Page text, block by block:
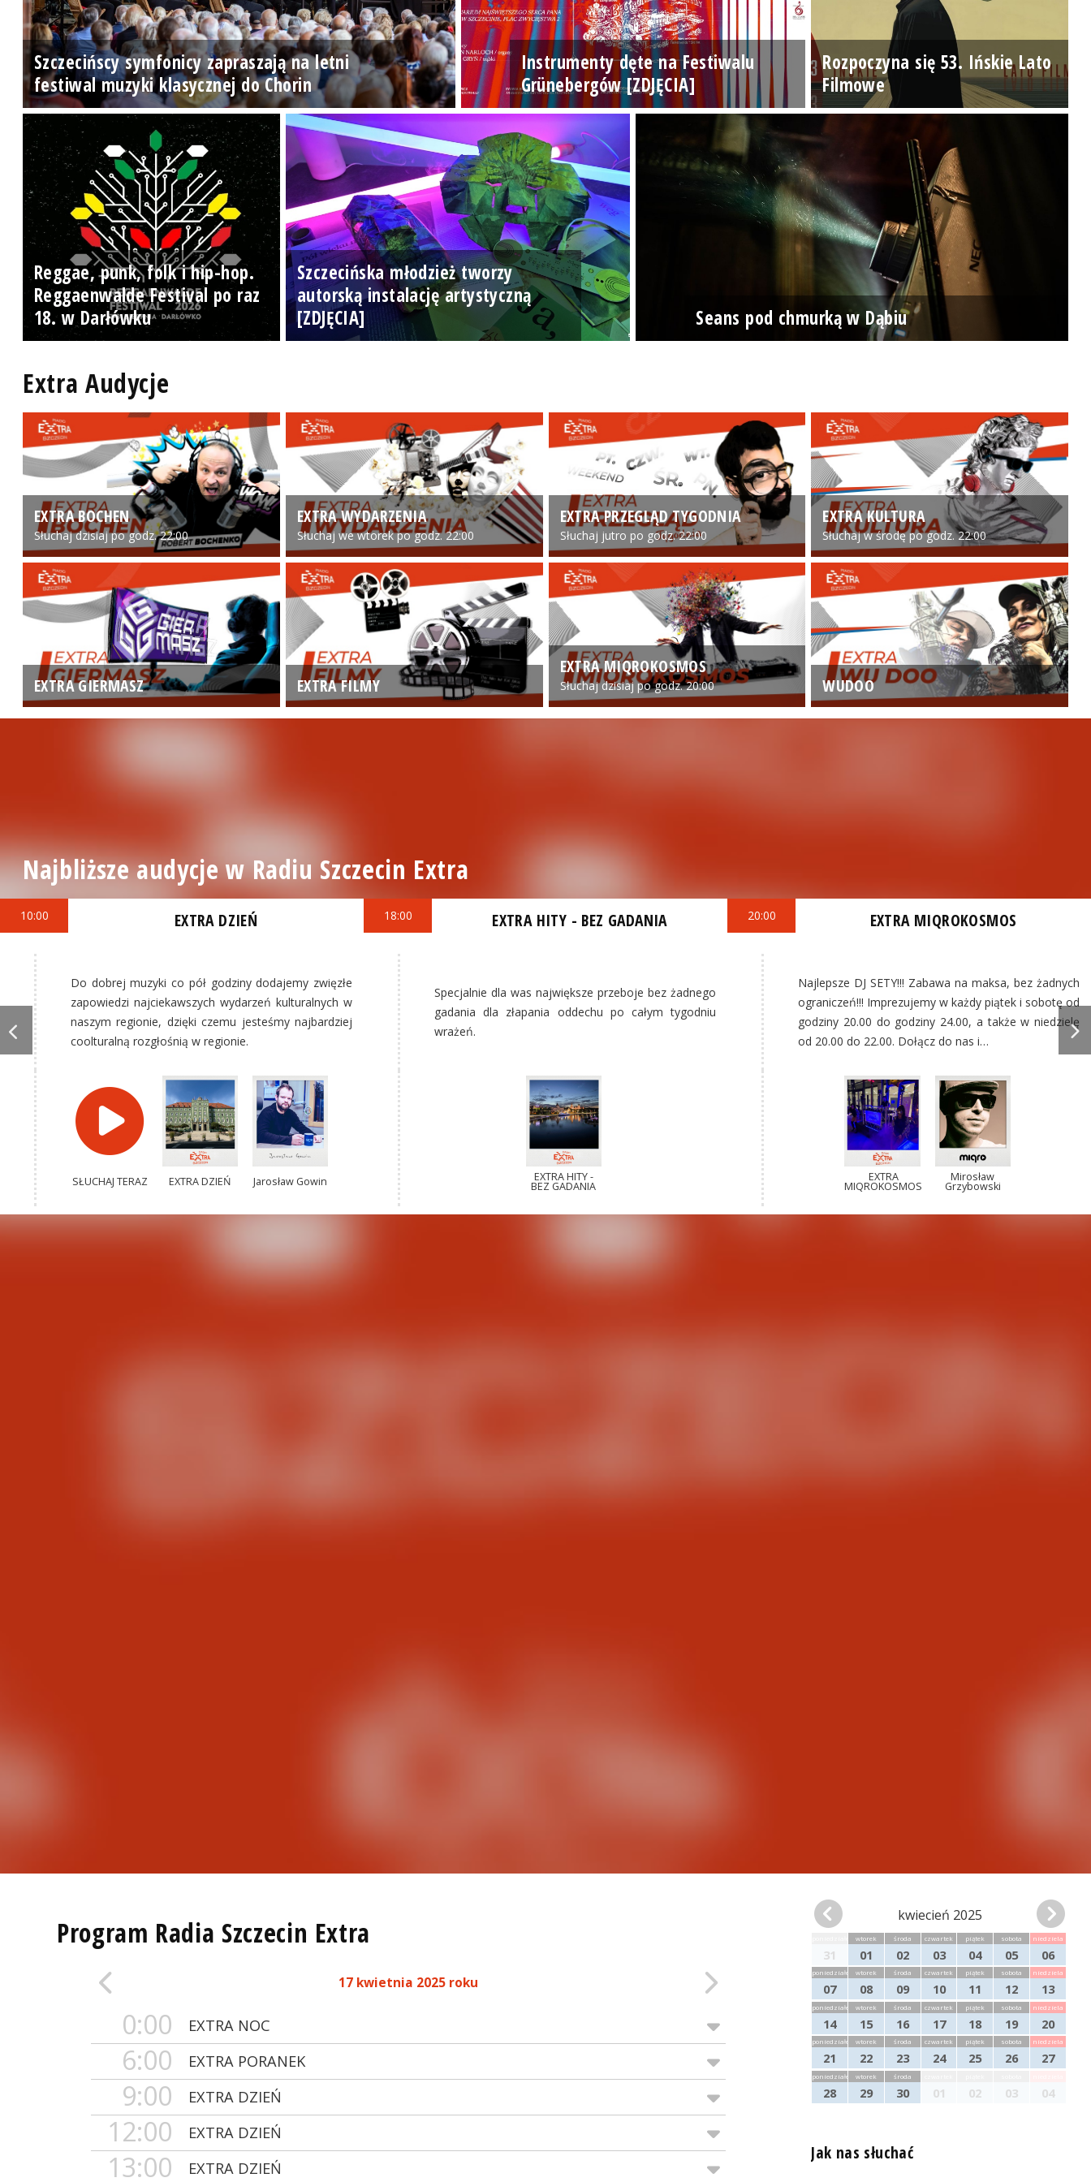
Szczecińscy symfonicy zapraszają na letni
festiwal muzyki klasycznej do Chorin
Instrumenty dęte na Festiwalu
Grünebergów [ZDJĘCIA]
Rozpoczyna się 53. Ińskie Lato
Filmowe
Reggae, punk, folk i hip-hop.
Reggaenwalde Festival po raz
18. w Darłówku
Szczecińska młodzież tworzy
autorską instalację artystyczną
[ZDJĘCIA]
Seans pod chmurką w Dąbiu
Extra Audycje
EXTRA BOCHEN
Słuchaj dzisiaj po godz. 22:00
EXTRA WYDARZENIA
Słuchaj we wtorek po godz. 22:00
EXTRA PRZEGLĄD TYGODNIA
Słuchaj jutro po godz. 22:00
EXTRA KULTURA
Słuchaj w środę po godz. 22:00
EXTRA GIERMASZ EXTRA FILMY
EXTRA MIQROKOSMOS
Słuchaj dzisiaj po godz. 20:00 WUDOO
Najbliższe audycje w Radiu Szczecin Extra
10:00 EXTRA DZIEŃ
Do dobrej muzyki co pół godziny dodajemy zwięzłe
zapowiedzi najciekawszych wydarzeń kulturalnych w
naszym regionie, dzięki czemu jesteśmy najbardziej
coolturalną rozgłośnią w regionie.
SŁUCHAJ TERAZ EXTRA DZIEŃ Jarosław Gowin
18:00 EXTRA HITY - BEZ GADANIA
Specjalnie dla was największe przeboje bez żadnego
gadania dla złapania oddechu po całym tygodniu
wrażeń.
EXTRA HITY -
BEZ GADANIA
20:00 EXTRA MIQROKOSMOS
Najlepsze DJ SETY!!! Zabawa na maksa, bez żadnych
ograniczeń!!! Imprezujemy w każdy piątek i sobotę od
godziny 20.00 do godziny 24.00, a także w niedzielę
od 20.00 do 22.00. Dołącz do nas i…
EXTRA
MIQROKOSMOS
Mirosław
Grzybowski
Program Radia Szczecin Extra
17 kwietnia 2025 roku
0:00 EXTRA NOC
6:00 EXTRA PORANEK
9:00 EXTRA DZIEŃ
12:00 EXTRA DZIEŃ
13:00 EXTRA DZIEŃ
kwiecień 2025
31
wtorek
01
środa
02
czwartek
03
piątek
04
sobota
05
niedziela
06
poniedziałek
07
wtorek
08
środa
09
czwartek
10
piątek
11
sobota
12
niedziela
13
poniedziałek
14
wtorek
15
środa
16
czwartek
17
piątek
18
sobota
19
niedziela
20
poniedziałek
21
wtorek
22
środa
23
czwartek
24
piątek
25
sobota
26
niedziela
27
poniedziałek
28
wtorek
29
środa
30 01 02 03 04
Jak nas słuchać